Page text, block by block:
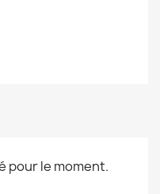
pour le moment.